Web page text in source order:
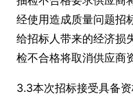
经使用造成质量问题招
给招标人带来的经济损
检不合格将取消供应商
3.3本次招标接受具备